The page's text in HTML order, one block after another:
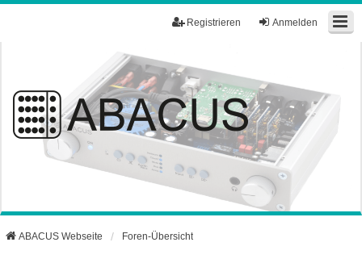
Anmelden
Registrieren
ABACUS Webseite Foren-Übersicht